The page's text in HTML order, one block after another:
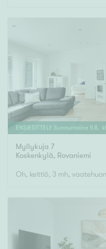
ENSIESITTELY Sunnuntaina 9. 8 .
Myllykuja 7
Koskenkylä, Rovaniemi
Oh, keittiö, 3 mh,